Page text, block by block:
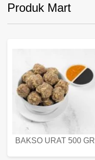
Produk Mart
BAKSO URAT 500 GR